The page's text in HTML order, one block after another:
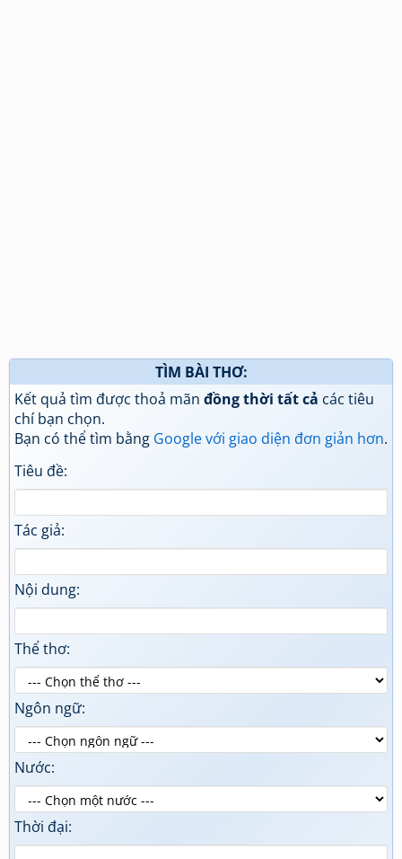
TÌM BÀI THƠ:
Kết quả tìm được thoả mãn đồng thời tất cả các tiêu
chí bạn chọn.
Bạn có thể tìm bằng Google với giao diện đơn giản hơn.
Tiêu đề:
Tác giả:
Nội dung:
Thể thơ:
Ngôn ngữ:
Nước:
Thời đại: